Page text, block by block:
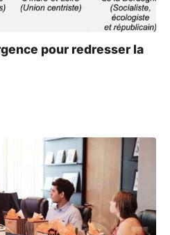
pour redresser la